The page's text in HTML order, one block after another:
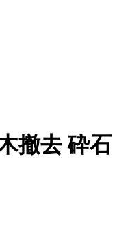
撤去 砕石